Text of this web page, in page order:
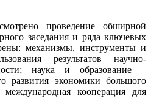
проведение обширной
заседания и ряда ключевых
механизмы, инструменты и
результатов научно-
наука и образование –
развития экономики большого
международная кооперация для